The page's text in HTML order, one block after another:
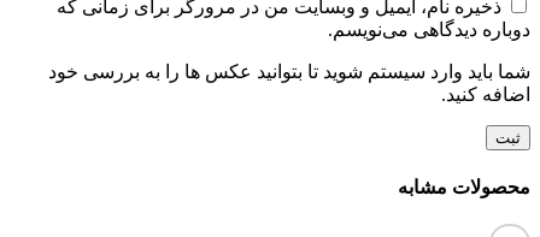
ذخیره نام، ایمیل و وبسایت من در مرورگر برای زمانی که
دوباره دیدگاهی می‌نویسم.
شما باید وارد سیستم شوید تا بتوانید عکس ها را به بررسی خود
اضافه کنید.
محصولات مشابه